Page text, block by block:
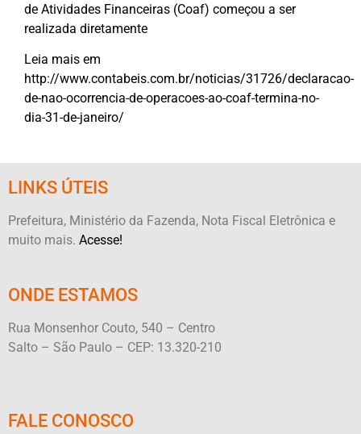
de Atividades Financeiras (Coaf) começou a ser
realizada diretamente
Leia mais em
http://www.contabeis.com.br/noticias/31726/declaracao-
de-nao-ocorrencia-de-operacoes-ao-coaf-termina-no-
dia-31-de-janeiro/
LINKS ÚTEIS
Prefeitura, Ministério da Fazenda, Nota Fiscal Eletrônica e
muito mais. Acesse!
ONDE ESTAMOS
Rua Monsenhor Couto, 540 – Centro
Salto – São Paulo – CEP: 13.320-210
FALE CONOSCO